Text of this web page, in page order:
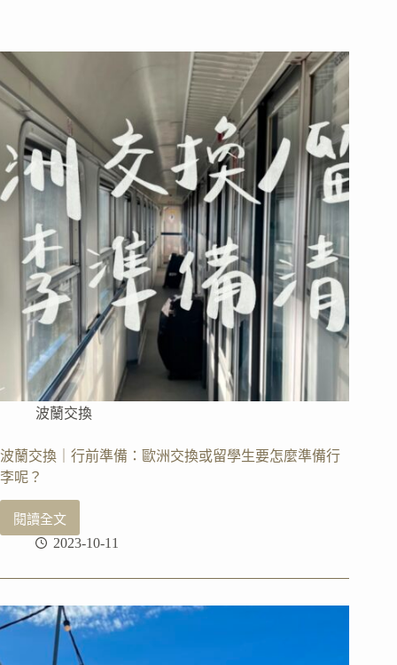
波蘭交換
波蘭交換｜行前準備：歐洲交換或留學生要怎麼準備行
李呢？
閱讀全文
波
蘭
換
行
2023-10-11